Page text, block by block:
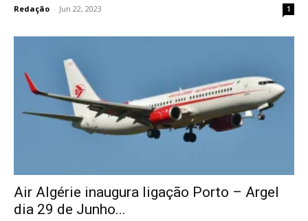
Redação - Jun 22, 2023 1
Air Algérie inaugura ligação Porto – Argel
dia 29 de Junho...